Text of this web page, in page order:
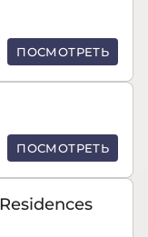
ПОСМОТРЕТЬ
ПОСМОТРЕТЬ